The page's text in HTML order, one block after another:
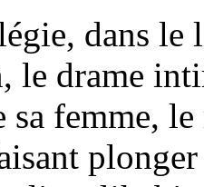
dans le
le drame
sa femme,